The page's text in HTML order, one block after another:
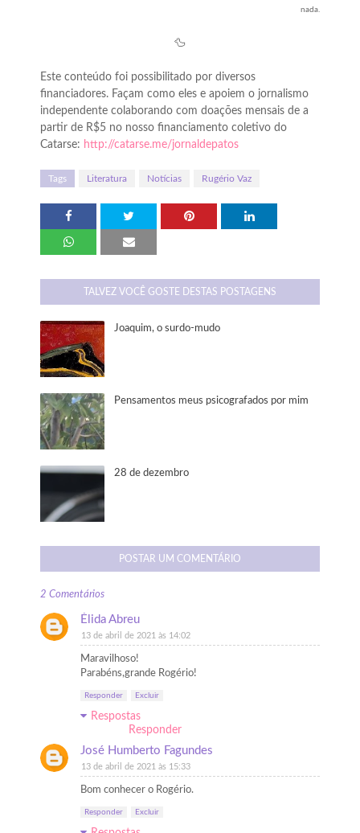
nada.
🦆
Este conteúdo foi possibilitado por diversos
financiadores. Façam como eles e apoiem o jornalismo
independente colaborando com doações mensais de a
partir de R$5 no nosso financiamento coletivo do
Catarse: http://catarse.me/jornaldepatos
Tags Literatura Notícias Rugério Vaz
TALVEZ VOCÊ GOSTE DESTAS POSTAGENS
Joaquim, o surdo-mudo
Pensamentos meus psicografados por mim
28 de dezembro
POSTAR UM COMENTÁRIO
2 Comentários
Élida Abreu
13 de abril de 2021 às 14:02
Maravilhoso!
Parabéns,grande Rogério!
Responder Excluir
Respostas
Responder
José Humberto Fagundes
13 de abril de 2021 às 15:33
Bom conhecer o Rogério.
Responder Excluir